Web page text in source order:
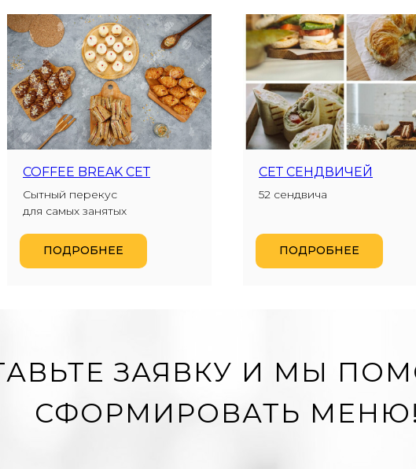
COFFEE BREAK СЕТ
Сытный перекус
для самых занятых
ПОДРОБНЕЕ
СЕТ СЕНДВИЧЕЙ
52 сендвича
ПОДРОБНЕЕ
ЗАЯВКУ И МЫ
СФОРМИРОВАТЬ МЕНЮ!